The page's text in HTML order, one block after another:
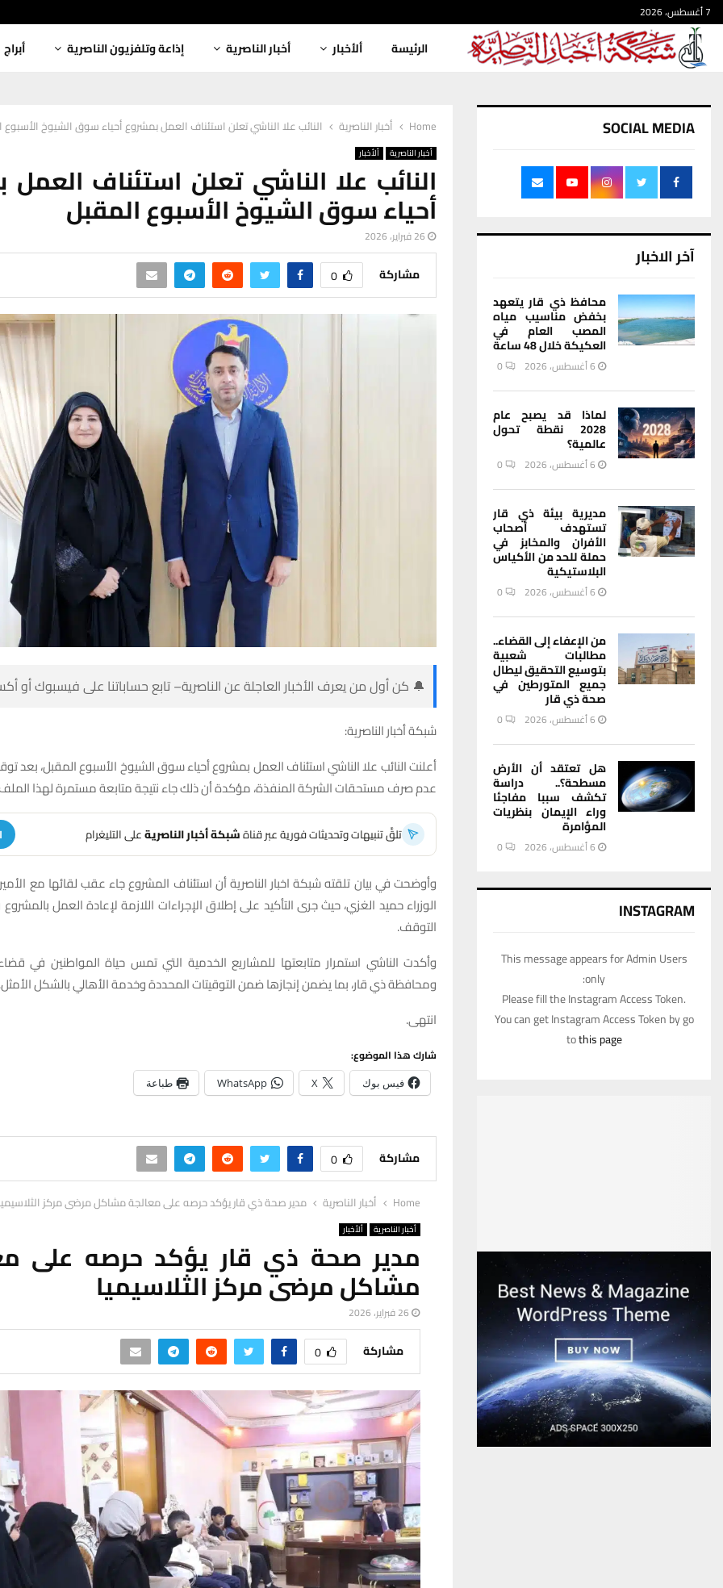
7 أغسطس، 2026
الرئيسة ألأخبار أخبار الناصرية إذاعة وتلفزيون الناصرية أبراج
Home أخبار الناصرية النائب علا الناشي تعلن استئناف العمل بمشروع أحياء سوق الشيوخ الأسبوع
أخبار الناصرية ألأخبار
النائب علا الناشي تعلن استئناف
أحياء سوق الشيوخ الأسبوع المقبل
26 فبراير، 2026
مشاركة 0
🔔 كن أول من يعرف الأخبار العاجلة عن الناصرية– تابع حساباتنا على فيسبوك أو
شبكة أخبار الناصرية:
أعلنت النائب علا الناشي استئناف العمل بمشروع أحياء سوق الشيوخ الأسبوع المقبل، بعد
عدم صرف مستحقات الشركة المنفذة، مؤكدة أن ذلك جاء نتيجة متابعة مستمرة لهذا
تلقَّ تنبيهات وتحديثات فورية عبر قناةشبكة أخبار الناصريةعلى التليغرام
وأوضحت في بيان تلقته شبكة اخبار الناصرية أن استئناف المشروع جاء عقب لقائها مع
الوزراء حميد الغزي، حيث جرى التأكيد على إطلاق الإجراءات اللازمة لإعادة العمل
التوقف.
وأكدت الناشي استمرار متابعتها للمشاريع الخدمية التي تمس حياة المواطنين في
ومحافظة ذي قار، بما يضمن إنجازها ضمن التوقيتات المحددة وخدمة الأهالي بالشكل
انتهى.
شارك هذا الموضوع:
فيس بوك X
WhatsApp طباعة
مشاركة 0
Home أخبار الناصرية مدير صحة ذي قار يؤكد حرصه على معالجة مشاكل مرضى مركز
أخبار الناصرية ألأخبار
مدير صحة ذي قار يؤكد حرصه على
مشاكل مرضى مركز الثلاسيميا
26 فبراير، 2026
مشاركة 0
SOCIAL MEDIA
آخر الاخبار
محافظ ذي قار يتعهد
بخفض مناسيب مياه
المصب العام في
العكيكة خلال 48 ساعة
6 أغسطس، 2026 0
لماذا قد يصبح عام
2028 نقطة تحول
عالمية؟
6 أغسطس، 2026 0
مديرية بيئة ذي قار
تستهدف أصحاب
الأفران والمخابز في
حملة للحد من الأكياس
البلاستيكية
6 أغسطس، 2026 0
من الإعفاء إلى القضاء..
مطالبات شعبية
بتوسيع التحقيق ليطال
جميع المتورطين في
صحة ذي قار
6 أغسطس، 2026 0
هل تعتقد أن الأرض
مسطحة؟.. دراسة
تكشف سببا مفاجئا
وراء الإيمان بنظريات
المؤامرة
6 أغسطس، 2026 0
INSTAGRAM
This message appears for Admin Users
only:
Please fill the Instagram Access Token.
You can get Instagram Access Token by go
tothis page